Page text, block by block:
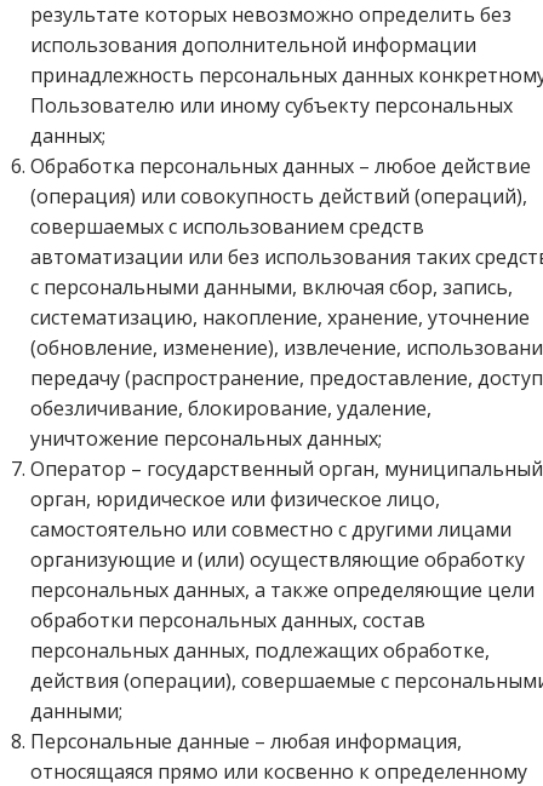
результате которых невозможно определить без
использования дополнительной информации
принадлежность персональных данных
Пользователю или иному субъекту персональных
данных;
Обработка персональных данных – любое действие
(операция) или совокупность действий (операций),
совершаемых с использованием средств
автоматизации или без использования таких
с персональными данными, включая сбор, запись,
систематизацию, накопление, хранение, уточнение
(обновление, изменение), извлечение,
передачу (распространение, предоставление,
обезличивание, блокирование, удаление,
уничтожение персональных данных;
Оператор – государственный орган, муниципальный
орган, юридическое или физическое лицо,
самостоятельно или совместно с другими лицами
организующие и (или) осуществляющие обработку
персональных данных, а также определяющие цели
обработки персональных данных, состав
персональных данных, подлежащих обработке,
действия (операции), совершаемые с
данными;
Персональные данные – любая информация,
относящаяся прямо или косвенно к определенному